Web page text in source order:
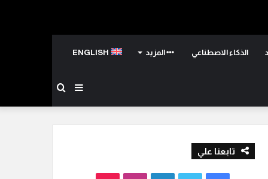
الذكاء الاصطناعي المزيد ENGLISH
عن
إضافة
عمود
تابعنا علي